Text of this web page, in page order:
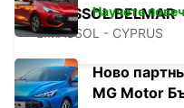
LIMASSOL BELMAR
LIMASSOL - CYPRUS
Научете
Ново
MG Motor